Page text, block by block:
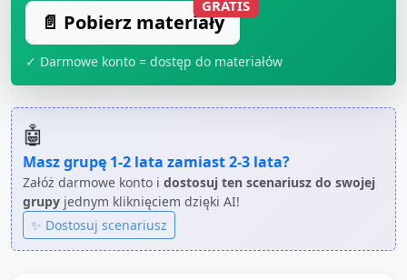
📄 Pobierz materiały
GRATIS
✓ Darmowe konto = dostęp do materiałów
🤖
Masz grupę 1-2 lata zamiast2-3 lata?
Załóż darmowe konto i dostosuj ten scenariusz do swojej
grupy jednym kliknięciem dzięki AI!
✨ Dostosuj scenariusz